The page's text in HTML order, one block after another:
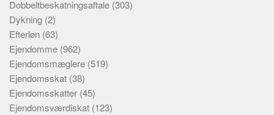
Dobbeltbeskatningsaftale (303)
Dykning (2)
Efterløn (63)
Ejendomme (962)
Ejendomsmæglere (519)
Ejendomsskat (38)
Ejendomsskatter (45)
Ejendomsværdiskat (123)